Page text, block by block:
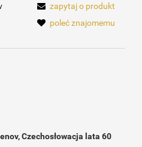
zapytaj o produkt
poleć znajomemu
Czechosłowacja lata 60